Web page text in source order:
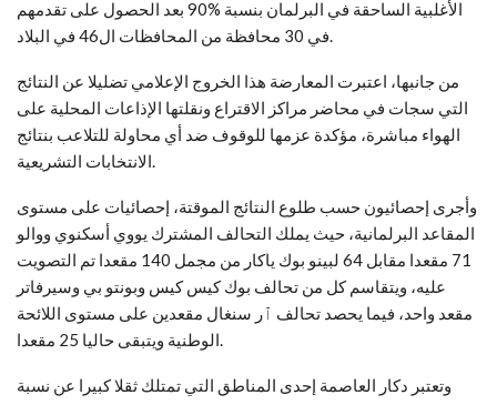
الأغلبية الساحقة في البرلمان بنسبة %90 بعد الحصول على تقدمهم
في 30 محافظة من المحافظات ال46 في البلاد.
من جانبها، اعتبرت المعارضة هذا الخروج الإعلامي تضليلا عن النتائج
التي سجات في محاضر مراكز الاقتراع ونقلتها الإذاعات المحلية على
الهواء مباشرة، مؤكدة عزمها للوقوف ضد أي محاولة للتلاعب بنتائج
الانتخابات التشريعية.
وأجرى إحصائيون حسب طلوع النتائج الموقتة، إحصائيات على مستوى
المقاعد البرلمانية، حيث يملك التحالف المشترك يووي أسكنوي ووالو
71 مقعدا مقابل 64 لبينو بوك ياكار من مجمل 140 مقعدا تم التصويت
عليه، ويتقاسم كل من تحالف بوك كيس كيس وبونتو بي وسيرفاتر
مقعد واحد، فيما يحصد تحالف ٱر سنغال مقعدين على مستوى اللائحة
الوطنية ويتبقى حاليا 25 مقعدا.
وتعتبر دكار العاصمة إحدى المناطق التي تمتلك ثقلا كبيرا عن نسبة